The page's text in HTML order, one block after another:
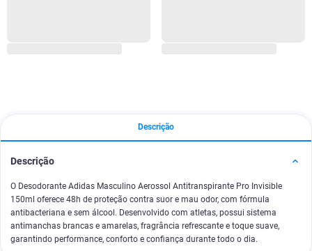
Descrição
Descrição
O Desodorante Adidas Masculino Aerossol Antitranspirante Pro Invisible
150ml oferece 48h de proteção contra suor e mau odor, com fórmula
antibacteriana e sem álcool. Desenvolvido com atletas, possui sistema
antimanchas brancas e amarelas, fragrância refrescante e toque suave,
garantindo performance, conforto e confiança durante todo o dia.